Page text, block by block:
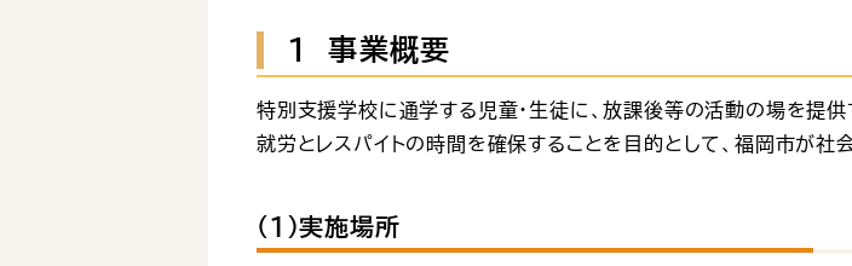
１ 事業概要
特別支援学校に通学する児童・生徒に、放課後等の活動の場を提
就労とレスパイトの時間を確保することを目的として、福岡市が
（１）実施場所